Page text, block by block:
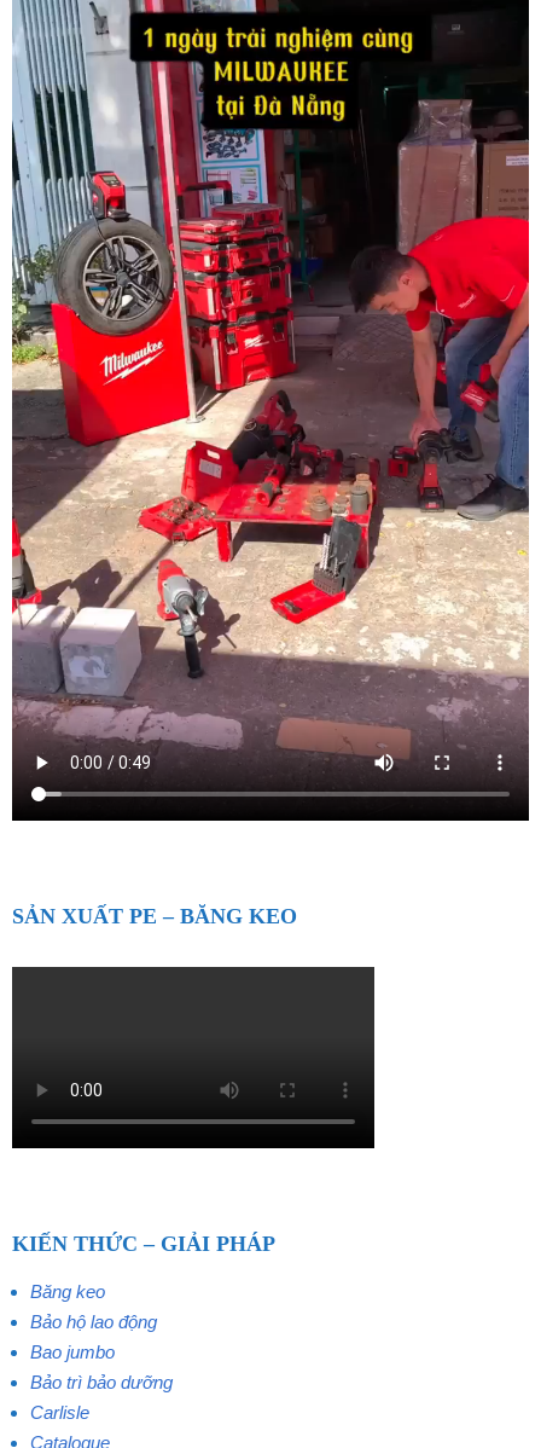
SẢN XUẤT PE – BĂNG KEO
KIẾN THỨC – GIẢI PHÁP
Băng keo
Bảo hộ lao động
Bao jumbo
Bảo trì bảo dưỡng
Carlisle
Catalogue